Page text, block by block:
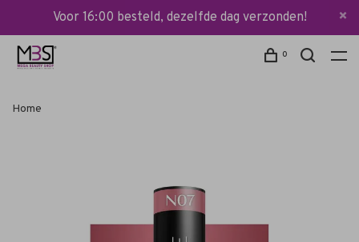
Voor 16:00 besteld, dezelfde dag verzonden!
0
Home